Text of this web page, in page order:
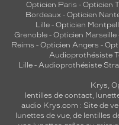
Opticien Paris - Opticien
Bordeaux- Opticien
Lille - Opticien
Grenoble - Opticien Marseille
Reims - Opticien Angers -
Audioprothésiste
Lille- Audioprothésiste
Krys,
lentilles de contact,
audio Krys.com : Site de
lunettes de vue, de lentilles